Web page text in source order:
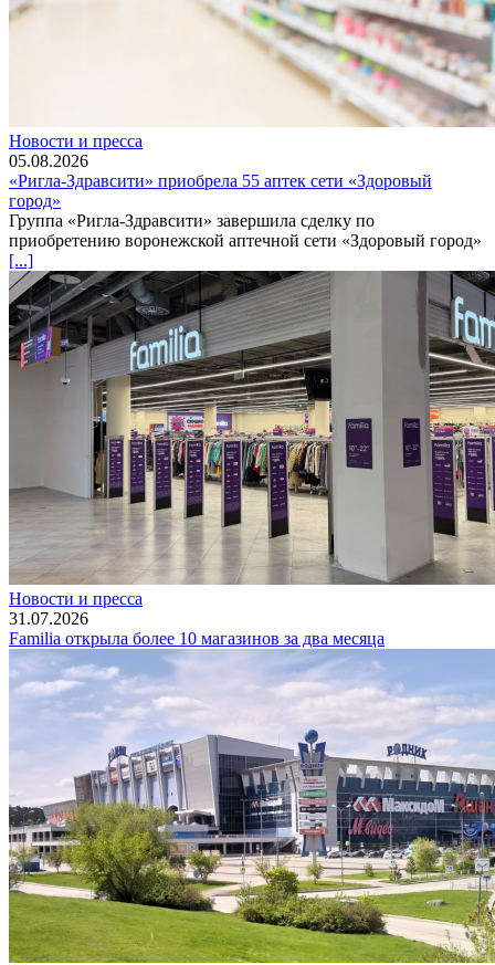
Новости и пресса
05.08.2026
«Ригла-Здравсити» приобрела 55 аптек сети «Здоровый
город»
Группа «Ригла-Здравсити» завершила сделку по
приобретению воронежской аптечной сети «Здоровый город»
[...]
Новости и пресса
31.07.2026
Familia открыла более 10 магазинов за два месяца